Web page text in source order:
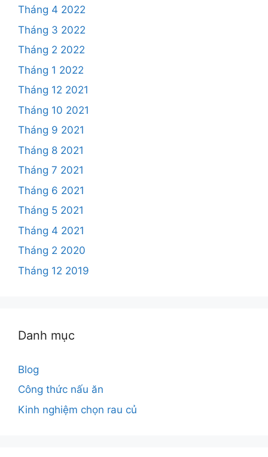
Tháng 4 2022
Tháng 3 2022
Tháng 2 2022
Tháng 1 2022
Tháng 12 2021
Tháng 10 2021
Tháng 9 2021
Tháng 8 2021
Tháng 7 2021
Tháng 6 2021
Tháng 5 2021
Tháng 4 2021
Tháng 2 2020
Tháng 12 2019
Danh mục
Blog
Công thức nấu ăn
Kinh nghiệm chọn rau củ